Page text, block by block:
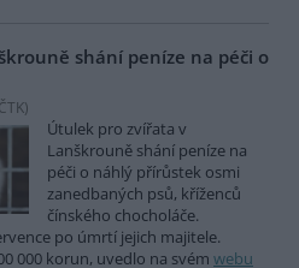
shání peníze na péči o
ČTK)
Útulek pro zvířata v
Lanškrouně shání peníze na
péči o náhlý přírůstek osmi
zanedbaných psů, kříženců
čínského chocholáče.
po úmrtí jejich majitele.
000 korun, uvedlo na svém webu